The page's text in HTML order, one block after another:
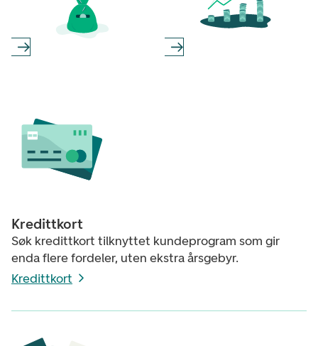
Kredittkort
Søk kredittkort tilknyttet kundeprogram som gir
enda flere fordeler, uten ekstra årsgebyr.
Kredittkort